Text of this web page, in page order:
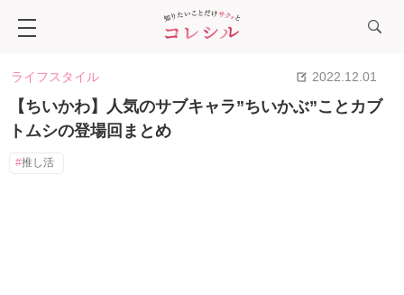
ライフスタイル 2022.12.01
【ちいかわ】人気のサブキャラ”ちいかぶ”ことカブ
トムシの登場回まとめ
推し活